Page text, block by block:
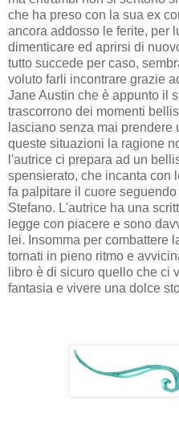
che ha preso con la sua ex
ancora addosso le ferite, per
dimenticare ed aprirsi di
tutto succede per caso,
voluto farli incontrare grazie
Jane Austin che è appunto il
trascorrono dei momenti
lasciano senza mai
queste situazioni la ragione
l'autrice ci prepara ad un
spensierato, che incanta con
fa palpitare il cuore
Stefano. L'autrice ha una
legge con piacere e sono
lei. Insomma per combattere
tornati in pieno ritmo e
libro è di sicuro quello che ci
fantasia e vivere una dolce